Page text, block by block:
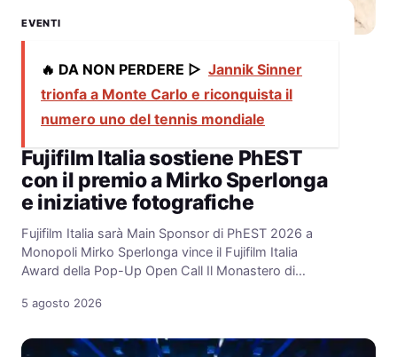
EVENTI
🔥 DA NON PERDERE ▷ Jannik Sinner
trionfa a Monte Carlo e riconquista il
numero uno del tennis mondiale
Fujifilm Italia sostiene PhEST
con il premio a Mirko Sperlonga
e iniziative fotografiche
Fujifilm Italia sarà Main Sponsor di PhEST 2026 a
Monopoli Mirko Sperlonga vince il Fujifilm Italia
Award della Pop-Up Open Call Il Monastero di…
5 agosto 2026